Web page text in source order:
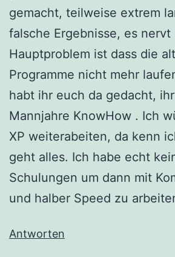
gemacht, teilweise extrem
falsche Ergebnisse, es nervt
Hauptproblem ist dass die
Programme nicht mehr
habt ihr euch da gedacht,
Mannjahre KnowHow . Ich
XP weiterabeiten, da kenn
geht alles. Ich habe echt
Schulungen um dann mit
und halber Speed zu
Antworten